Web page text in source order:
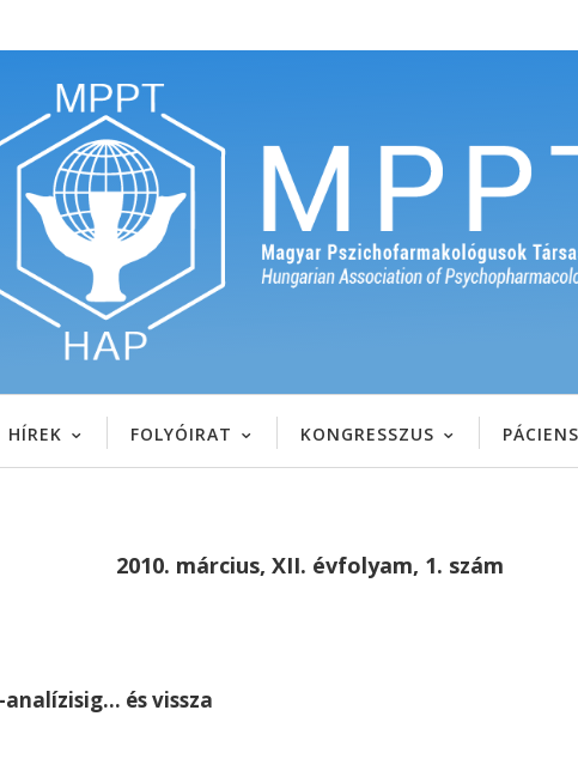
HÍREK FOLYÓIRAT KONGRESSZUS
2010. március, XII. évfolyam, 1. szám
és vissza